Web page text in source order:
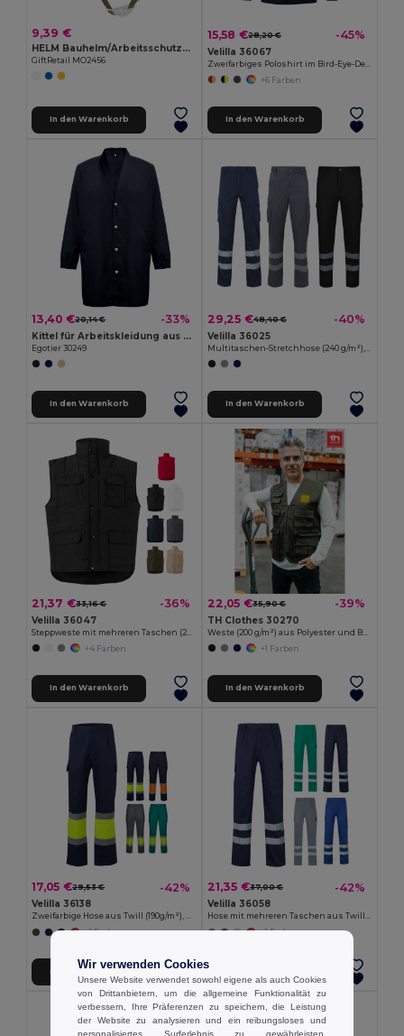
9,39 €
HELM Bauhelm/Arbeitsschutzhelm ABS
GiftRetail MO2456
In den Warenkorb
15,58 €28,20 € -45%
Velilla 36067
+6 Farben
In den Warenkorb
13,40 €20,14 € -33%
Kittel für Arbeitskleidung aus Baumwolle und Polyester
Egotier 30249
In den Warenkorb
29,25 €48,40 € -40%
Velilla 36025
In den Warenkorb
21,37 €33,16 € -36%
Velilla 36047
+4 Farben
In den Warenkorb
22,05 €35,90 € -39%
TH Clothes 30270
+1 Farben
In den Warenkorb
17,05 €29,53 € -42%
Velilla 36138
Zweifarbige Hose aus Twill (190g/m²), Baumwolle (20%) und Polyester (80%)
+1 Farben
In den Warenkorb
21,35 €37,00 € -42%
Velilla 36058
Hose mit mehreren Taschen aus Twill (200 g/m²), aus Baumwolle (35 %) und Polyester (65 %)
+1 Farben
Wir verwenden Cookies
Unsere Website verwendet sowohl eigene als auch Cookies
von Drittanbietern, um die allgemeine Funktionalität zu
verbessern, Ihre Präferenzen zu speichern, die Leistung
der Website zu analysieren und ein reibungsloses und
personalisiertes Surferlebnis zu gewährleisten,